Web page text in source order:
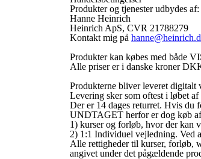
Produkter og tjenester udbydes af:
Hanne Heinrich
Heinrich ApS, CVR 21788279
Kontakt mig på
Produkter kan købes med både
Alle priser er i danske kroner
Produkterne bliver leveret digitalt
Levering sker som oftest i løbet
Der er 14 dages returret. Hvis du
UNDTAGET herfor er dog køb af
1) kurser og forløb, hvor der kan
2) 1:1 Individuel vejledning. Ved
Alle rettigheder til kurser, forløb,
angivet under det pågældende